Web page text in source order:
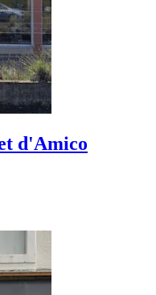
d'Amico